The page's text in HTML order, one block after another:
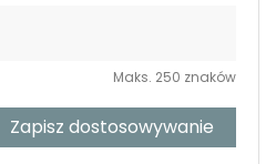
Maks. 250 znaków
Zapisz dostosowywanie